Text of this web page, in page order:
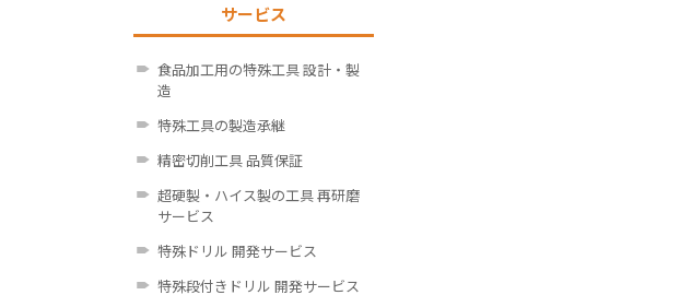
サービス
食品加工用の特殊工具 設計・製
造
特殊工具の製造承継
精密切削工具 品質保証
超硬製・ハイス製の工具 再研磨
サービス
特殊ドリル 開発サービス
特殊段付きドリル 開発サービス